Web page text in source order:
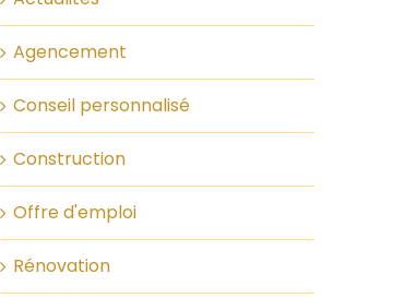
Agencement
Conseil personnalisé
Construction
Offre d'emploi
Rénovation